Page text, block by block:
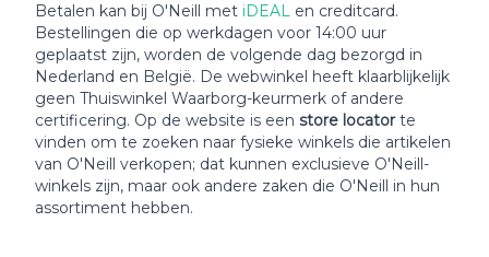
Betalen kan bij O'Neill met iDEAL en creditcard.
Bestellingen die op werkdagen voor 14:00 uur
geplaatst zijn, worden de volgende dag bezorgd in
Nederland en België. De webwinkel heeft klaarblijkelijk
geen Thuiswinkel Waarborg-keurmerk of andere
certificering. Op de website is een store locatorte
vinden om te zoeken naar fysieke winkels die artikelen
van O'Neill verkopen; dat kunnen exclusieve O'Neill-
winkels zijn, maar ook andere zaken die O'Neill in hun
assortiment hebben.